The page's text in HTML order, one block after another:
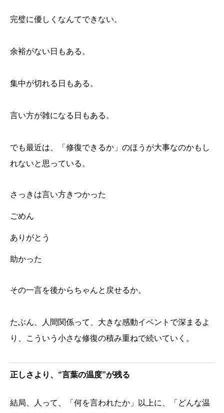
完璧に優しくなんてできない。
余裕がない日もある。
集中が切れる日もある。
言い方が雑になる日もある。
でも最近は、「修復できるか」のほうが大事なのかもし
れないと思っている。
さっきは言い方きつかった
ごめん
ありがとう
助かった
その一言を後からちゃんと戻せるか。
たぶん、人間関係って、大きな感動イベントで深まるよ
り、こういう小さな修復の積み重ねで続いていく。
正しさより、“言葉の温度”が残る
結局、人って、「何を言われたか」以上に、「どんな温